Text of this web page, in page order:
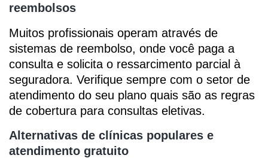
reembolsos
Muitos profissionais operam através de
sistemas de reembolso, onde você paga a
consulta e solicita o ressarcimento parcial à
seguradora. Verifique sempre com o setor de
atendimento do seu plano quais são as regras
de cobertura para consultas eletivas.
Alternativas de clínicas populares e
atendimento gratuito